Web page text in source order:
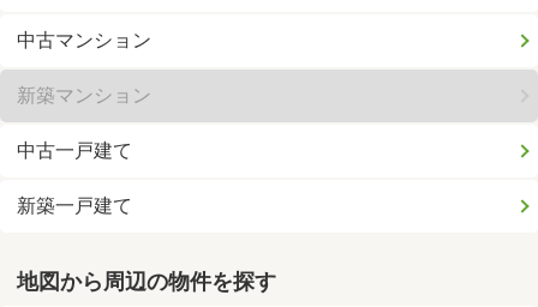
中古マンション
新築マンション
中古一戸建て
新築一戸建て
地図から周辺の物件を探す